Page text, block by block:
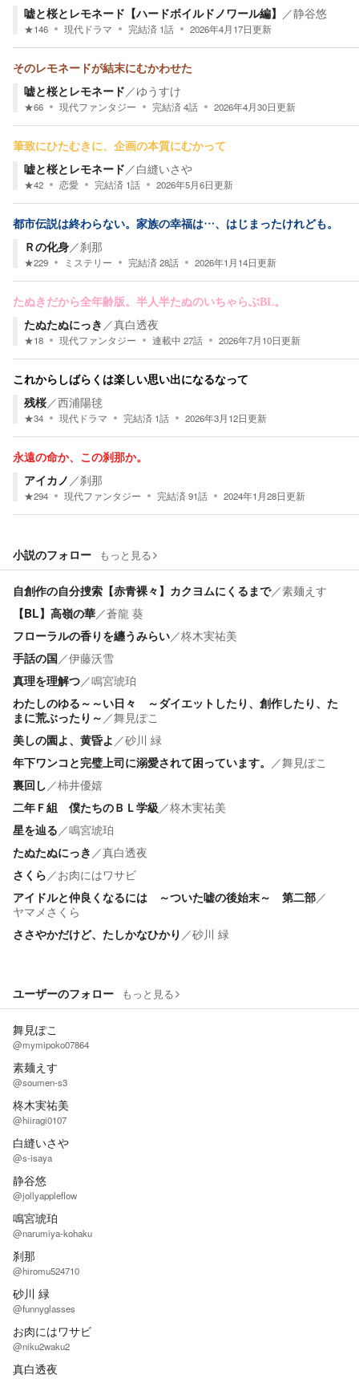
嘘と桜とレモネード【ハードボイルドノワール編】 ／静谷悠
★146 現代ドラマ 完結済 1話 2026年4月17日更新
そのレモネードが結末にむかわせた
嘘と桜とレモネード／ゆうすけ
★66 現代ファンタジー 完結済4話 2026年4月30日更新
筆致にひたむきに、企画の本質にむかって
嘘と桜とレモネード／白縫いさや
★42 恋愛 完結済 1話 2026年5月6日更新
都市伝説は終わらない。家族の幸福は…、はじまったけれども。
Ｒの化身／刹那
★229 ミステリー 完結済28話 2026年1月14日更新
たぬきだから全年齢版。半人半たぬのいちゃらぶBL。
たぬたぬにっき ／真白透夜
★18 現代ファンタジー 連載中 27話 2026年7月10日更新
これからしばらくは楽しい思い出になるなって
残桜／西浦陽毬
★34 現代ドラマ 完結済 1話 2026年3月12日更新
永遠の命か、この刹那か。
アイカノ ／刹那
★294 現代ファンタジー 完結済91話 2024年1月28日更新
小説のフォロー もっと見る
自創作の自分捜索【赤青裸々】カクヨムにくるまで／素麺えす
【BL】高嶺の華／蒼龍 葵
フローラルの香りを纏うみらい／柊木実祐美
手話の国／伊藤沃雪
真理を理解つ／鳴宮琥珀
わたしのゆる～～い日々 ～ダイエットしたり、創作したり、た
まに荒ぶったり～ ／舞見ぽこ
美しの園よ、黄昏よ ／砂川 緑
年下ワンコと完璧上司に溺愛されて困っています。 ／舞見ぽこ
裏回し／柿井優嬉
二年Ｆ組 僕たちのＢＬ学級／柊木実祐美
星を辿る／鳴宮琥珀
たぬたぬにっき ／真白透夜
さくら／お肉にはワサビ
アイドルと仲良くなるには ～ついた嘘の後始末～ 第二部／
ヤマメさくら
ささやかだけど、たしかなひかり ／砂川 緑
ユーザーのフォロー もっと見る
舞見ぽこ
@mymipoko07864
素麺えす
@soumen-s3
柊木実祐美
@hiiragi0107
白縫いさや
@s-isaya
静谷悠
@jollyappleflow
鳴宮琥珀
@narumiya-kohaku
刹那
@hiromu524710
砂川 緑
@funnyglasses
お肉にはワサビ
@niku2waku2
真白透夜